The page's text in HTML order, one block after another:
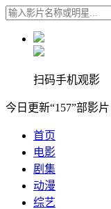
扫码手机观影
今日更新“157”部影片
首页
电影
剧集
动漫
综艺